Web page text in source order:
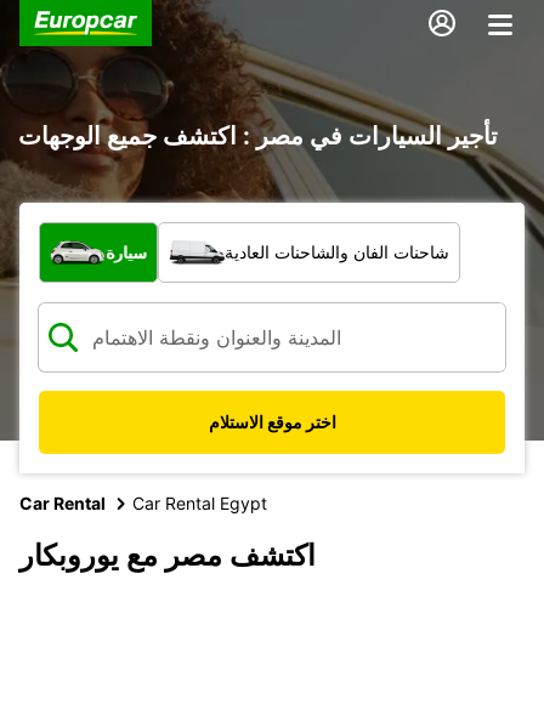
تأجير السيارات في مصر : اكتشف جميع الوجهات
ما نوع المركبة؟
سيارة شاحنات الفان والشاحنات العادية
اختر موقع الاستلام
Car Rental Car Rental Egypt
اكتشف مصر مع يوروبكار